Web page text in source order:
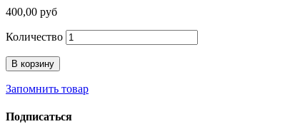
400,00 руб
Количество
В корзину
Запомнить товар
Подписаться